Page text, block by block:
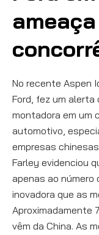
No recente Aspen
Ford, fez um
montadora em um
automotivo,
empresas
Farley evidenciou
apenas ao número
inovadora que as
Aproximadamente
vêm da China. As